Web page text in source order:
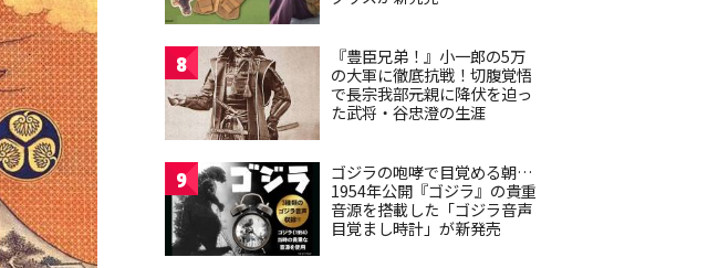
8
『豊臣兄弟！』小一郎の5万
の大軍に徹底抗戦！切腹覚悟
で長宗我部元親に降伏を迫っ
た武将・谷忠澄の生涯
9
ゴジラの咆哮で目覚める朝…
1954年公開『ゴジラ』の貴重
音源を搭載した「ゴジラ音声
目覚まし時計」が新発売